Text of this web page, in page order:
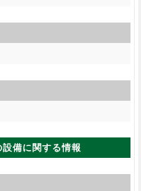
備に関する情報